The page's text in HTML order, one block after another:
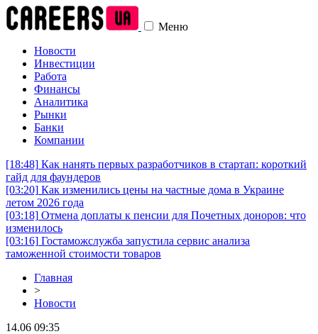
Меню
Новости
Инвестиции
Работа
Финансы
Аналитика
Рынки
Банки
Компании
[18:48] Как нанять первых разработчиков в стартап: короткий
гайд для фаундеров
[03:20] Как изменились цены на частные дома в Украине
летом 2026 года
[03:18] Отмена доплаты к пенсии для Почетных доноров: что
изменилось
[03:16] Гостаможслужба запустила сервис анализа
таможенной стоимости товаров
Главная
>
Новости
14.06 09:35